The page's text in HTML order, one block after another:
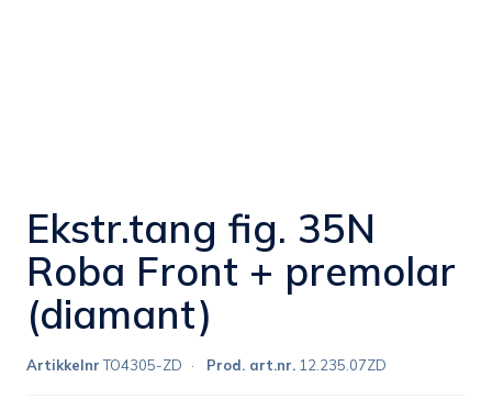
Ekstr.tang fig. 35N
Roba Front + premolar
(diamant)
ArtikkelnrTO4305-ZD Prod. art.nr. 12.235.07ZD